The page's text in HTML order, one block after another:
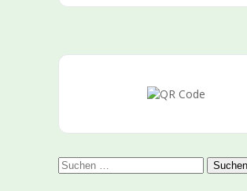
Suchen
nach: